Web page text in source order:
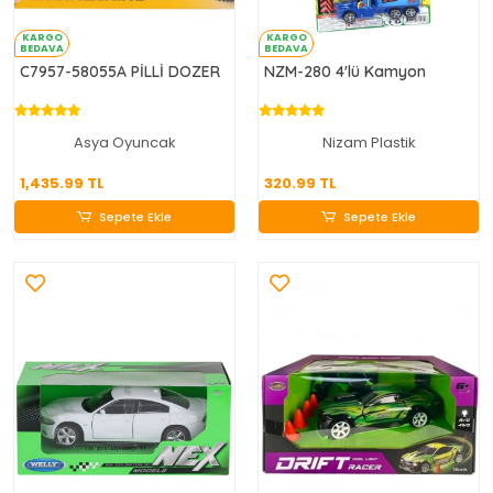
KARGO
BEDAVA
C7957-58055A PİLLİ DOZER
Asya Oyuncak
1,435.99 TL
1,435.99 TL
Sepete Ekle
Sepete Ekle
KARGO
BEDAVA
NZM-280 4'lü Kamyon
Nizam Plastik
320.99 TL
320.99 TL
Sepete Ekle